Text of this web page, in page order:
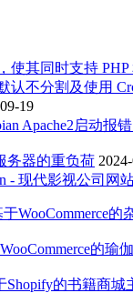
使其同时支持 PHP
认不分割及使用
19
Apache2启动报
务器的重负荷
- 现代影视公司网
于WooCommerce的
的瑜
Shopify的书籍商城